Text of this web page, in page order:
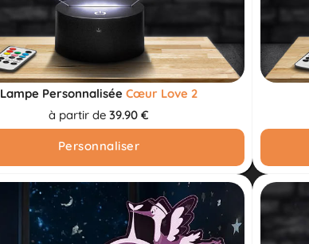
Lampe Personnalisée Cœur Love 2
à partir de 39.90 €
Personnaliser